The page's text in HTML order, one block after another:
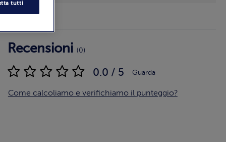
Recensioni (0)
0.0 / 5 Guarda
Come calcoliamo e verifichiamo il punteggio?
tutti